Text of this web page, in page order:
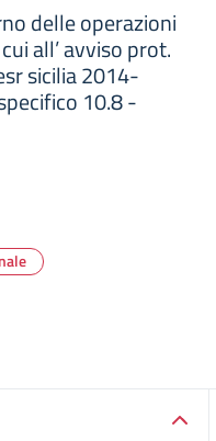
delle operazioni
all’ avviso prot.
sicilia 2014-
10.8 -